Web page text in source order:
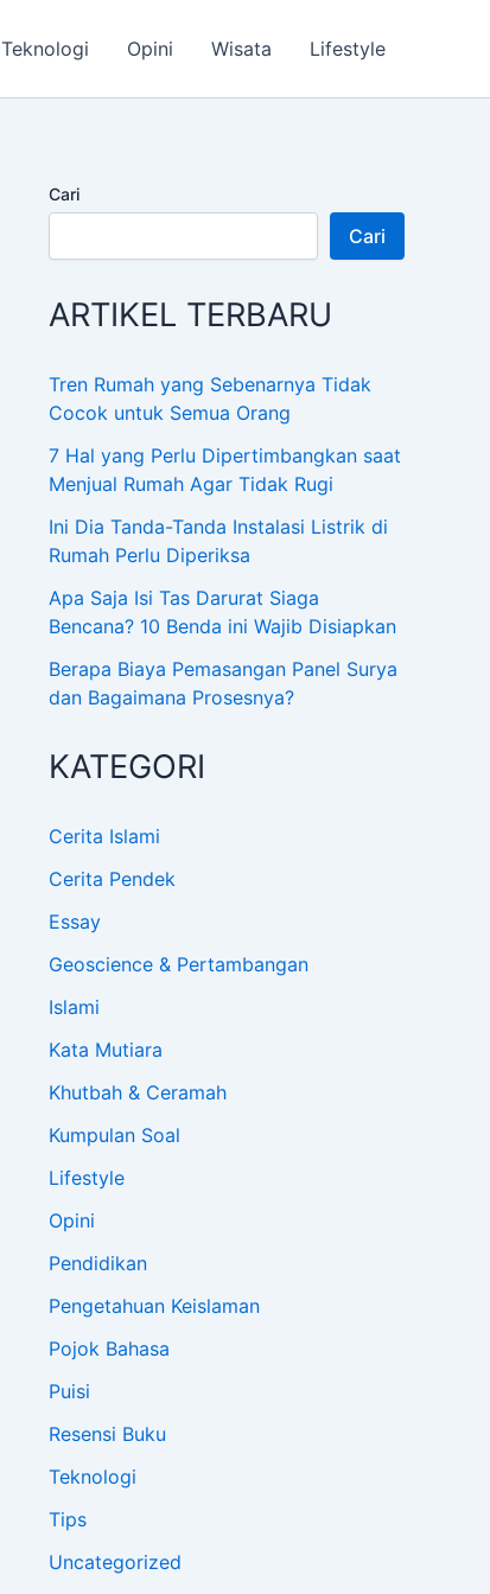
Teknologi Opini Wisata Lifestyle
Cari
Cari
ARTIKEL TERBARU
Tren Rumah yang Sebenarnya Tidak
Cocok untuk Semua Orang
7 Hal yang Perlu Dipertimbangkan saat
Menjual Rumah Agar Tidak Rugi
Ini Dia Tanda-Tanda Instalasi Listrik di
Rumah Perlu Diperiksa
Apa Saja Isi Tas Darurat Siaga
Bencana? 10 Benda ini Wajib Disiapkan
Berapa Biaya Pemasangan Panel Surya
dan Bagaimana Prosesnya?
KATEGORI
Cerita Islami
Cerita Pendek
Essay
Geoscience & Pertambangan
Islami
Kata Mutiara
Khutbah & Ceramah
Kumpulan Soal
Lifestyle
Opini
Pendidikan
Pengetahuan Keislaman
Pojok Bahasa
Puisi
Resensi Buku
Teknologi
Tips
Uncategorized